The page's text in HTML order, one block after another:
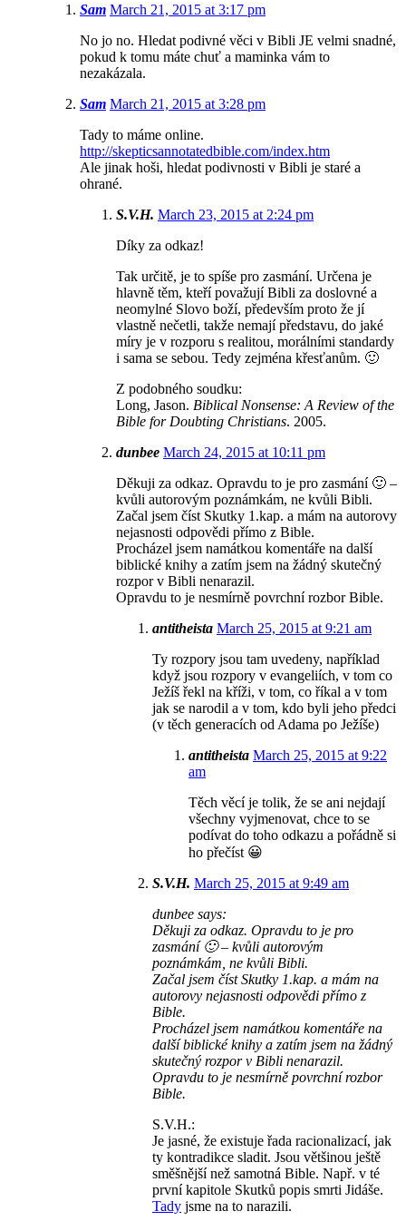
Sam March 21, 2015 at 3:17 pm
No jo no. Hledat podivné věci v Bibli JE velmi snadné,
pokud k tomu máte chuť a maminka vám to
nezakázala.
Sam March 21, 2015 at 3:28 pm
Tady to máme online.
http://skepticsannotatedbible.com/index.htm
Ale jinak hoši, hledat podivnosti v Bibli je staré a
ohrané.
S.V.H. March 23, 2015 at 2:24 pm
Díky za odkaz!
Tak určitě, je to spíše pro zasmání. Určena je
hlavně těm, kteří považují Bibli za doslovné a
neomylné Slovo boží, především proto že jí
vlastně nečetli, takže nemají představu, do jaké
míry je v rozporu s realitou, morálními standardy
i sama se sebou. Tedy zejména křesťanům. 🙂
Z podobného soudku:
Long, Jason. Biblical Nonsense: A Review of the
Bible for Doubting Christians. 2005.
dunbee March 24, 2015 at 10:11 pm
Děkuji za odkaz. Opravdu to je pro zasmání 🙂 –
kvůli autorovým poznámkám, ne kvůli Bibli.
Začal jsem číst Skutky 1.kap. a mám na autorovy
nejasnosti odpovědi přímo z Bible.
Procházel jsem namátkou komentáře na další
biblické knihy a zatím jsem na žádný skutečný
rozpor v Bibli nenarazil.
Opravdu to je nesmírně povrchní rozbor Bible.
antitheista March 25, 2015 at 9:21 am
Ty rozpory jsou tam uvedeny, například
když jsou rozpory v evangeliích, v tom co
Ježíš řekl na kříži, v tom, co říkal a v tom
jak se narodil a v tom, kdo byli jeho předci
(v těch generacích od Adama po Ježíše)
antitheista March 25, 2015 at 9:22
am
Těch věcí je tolik, že se ani nejdají
všechny vyjmenovat, chce to se
podívat do toho odkazu a pořádně si
ho přečíst 😀
S.V.H. March 25, 2015 at 9:49 am
dunbee says:
Děkuji za odkaz. Opravdu to je pro
zasmání 🙂 – kvůli autorovým
poznámkám, ne kvůli Bibli.
Začal jsem číst Skutky 1.kap. a mám na
autorovy nejasnosti odpovědi přímo z
Bible.
Procházel jsem namátkou komentáře na
další biblické knihy a zatím jsem na žádný
skutečný rozpor v Bibli nenarazil.
Opravdu to je nesmírně povrchní rozbor
Bible.
S.V.H.:
Je jasné, že existuje řada racionalizací, jak
ty kontradikce sladit. Jsou většinou ještě
směšnější než samotná Bible. Např. v té
první kapitole Skutků popis smrti Jidáše.
Tady jsme na to narazili.